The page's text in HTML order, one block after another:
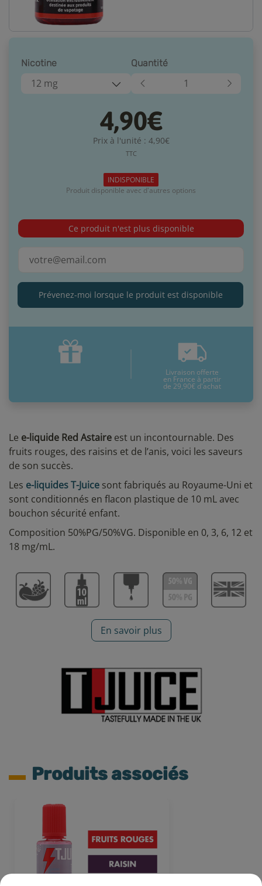
Le e-liquide Red Astaire est un incontournable. Des
fruits rouges, des raisins et de l’anis, voici les saveurs
de son succès.
Les e-liquides T-Juice sont fabriqués au Royaume-Uni et
sont conditionnés en flacon plastique de 10 mL avec
bouchon sécurité enfant.
Composition 50%PG/50%VG. Disponible en 0, 3, 6, 12 et
18 mg/mL.
En savoir plus
Nicotine
12 mg
Quantité
4,90€
Prix à l'unité : 4,90€
TTC
INDISPONIBLE
Produit disponible avec d'autres options
Ce produit n'est plus disponible
Prévenez-moi lorsque le produit est disponible
Livraison offerte
en France à partir
de 29,90€ d'achat
Produits associés